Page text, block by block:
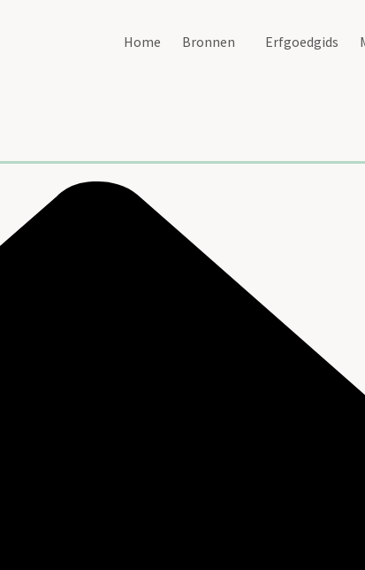
Home Bronnen Erfgoedgids